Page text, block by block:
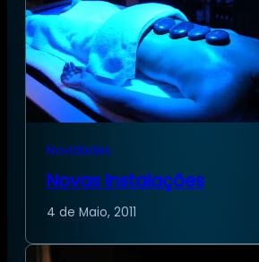
Novidades
Novas Instalações
4 de Maio, 2011